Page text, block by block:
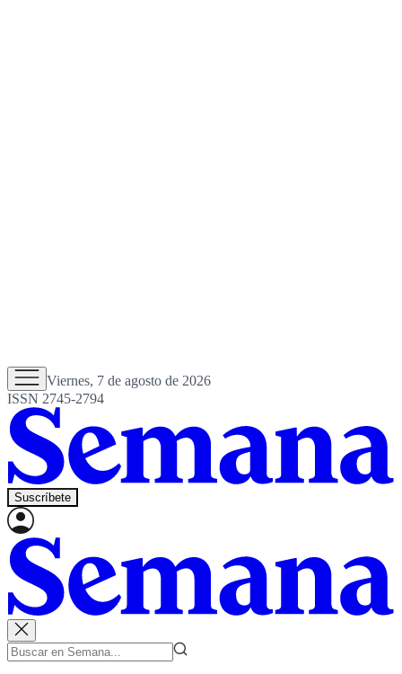
Viernes, 7 de agosto de 2026
ISSN 2745-2794
Suscríbete